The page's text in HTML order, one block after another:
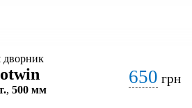
дворник
, 500 мм
650 грн